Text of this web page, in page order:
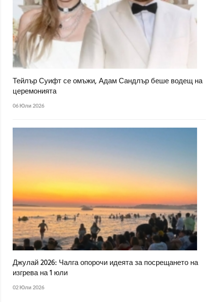
Тейлър Суифт се омъжи, Адам Сандлър беше водещ на
церемонията
06 Юли 2026
Джулай 2026: Чалга опорочи идеята за посрещането на
изгрева на 1 юли
02 Юли 2026